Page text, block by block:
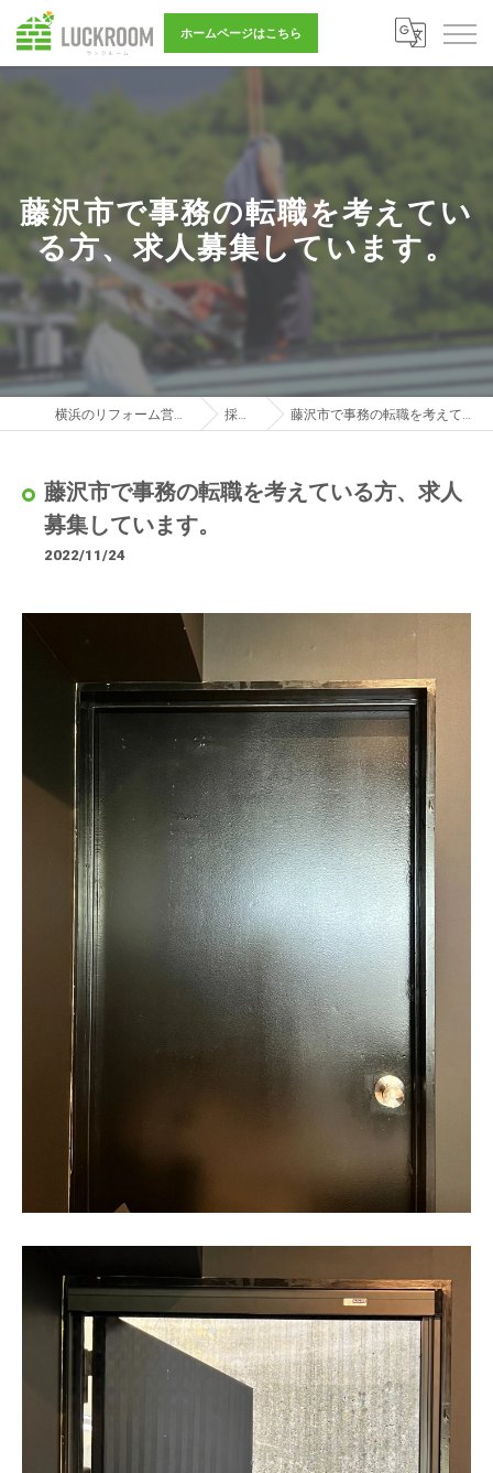
ホームページはこちら
藤沢市で事務の転職を考えてい
る方、求人募集しています。
横浜のリフォーム営業は株式会社LUCKROOM 採用ブログ 藤沢市で事務の転職を考えている方、求人募集しています。
藤沢市で事務の転職を考えている方、求人
募集しています。
2022/11/24